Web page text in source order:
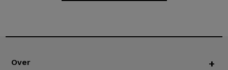
Over +